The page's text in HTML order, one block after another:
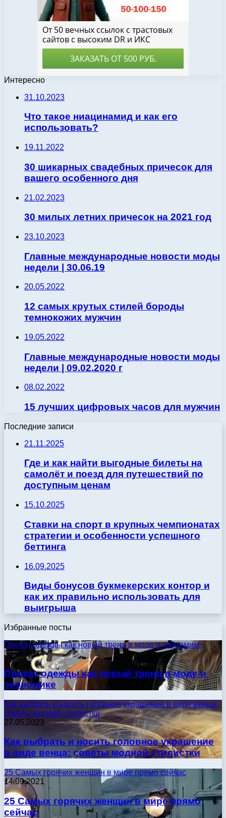
Интересно
31.10.2023
Что такое ниацинамид и как его
использовать?
19.11.2022
30 шикарных свадебных причесок для
вашего особенного дня
21.02.2023
30 милых летних причесок на 2021 год
23.10.2023
Главные международные новости моды
недели | 30.06.19
20.05.2022
12 самых крутых стилей бороды
темнокожих мужчин
19.05.2022
Главные международные новости моды
недели | 09.02.2020 г
08.02.2022
15 лучших цифровых часов для мужчин
Последние записи
21.11.2025
Где и как найти выгодные билеты на
самолёт и поезд для путешествий по
доступным ценам
15.10.2025
Ставки на спорт в крупных чемпионатах
стратегии и особенности успешного
беттинга
16.09.2025
Виды бонусов букмекерских контор и
как их правильно использовать для
выигрыша
Избранные посты
Прокат одежды как новый тренд в моде и экономике
30.09.2024
Прокат одежды как новый тренд в моде и
экономике
Как выбрать и носить головное украшение в виде венца:
советы модной стилистки
27.05.2023
Как выбрать и носить головное украшение
в виде венца: советы модной стилистки
25 Самых горячих женщин в мире прямо сейчас
14.09.2021
25 Самых горячих женщин в мире прямо
сейчас